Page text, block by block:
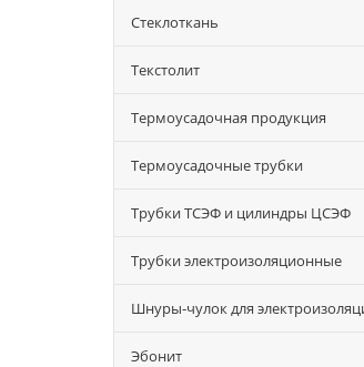
Стеклоткань
Текстолит
Термоусадочная продукция
Термоусадочные трубки
Трубки ТСЭФ и цилиндры ЦСЭФ
Трубки электроизоляционные
Шнуры-чулок для
Эбонит